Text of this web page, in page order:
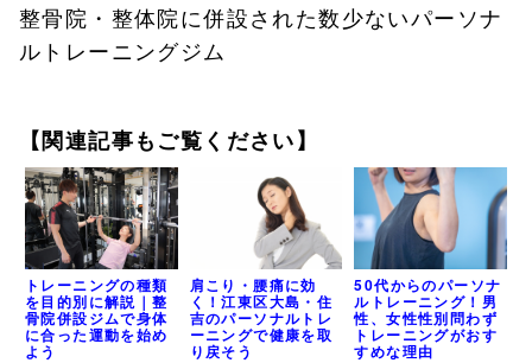
整骨院・整体院に併設された数少ないパーソナ
ルトレーニングジム
【関連記事もご覧ください】
トレーニングの種類
を目的別に解説｜整
骨院併設ジムで身体
に合った運動を始め
よう
肩こり・腰痛に効
く！江東区大島・住
吉のパーソナルトレ
ーニングで健康を取
り戻そう
50代からのパーソナ
ルトレーニング！男
性、女性性別問わず
トレーニングがおす
すめな理由